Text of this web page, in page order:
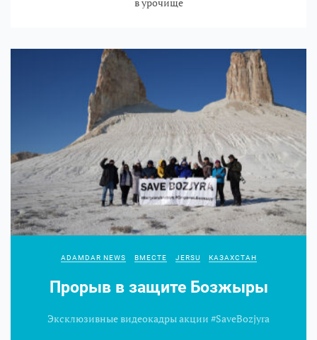
в урочище
ADAMDAR NEWS ВМЕСТЕ JERSU КАЗАХСТАН
Прорыв в защите Бозжыры
Эксклюзивные видеокадры акции #SaveBozjyra